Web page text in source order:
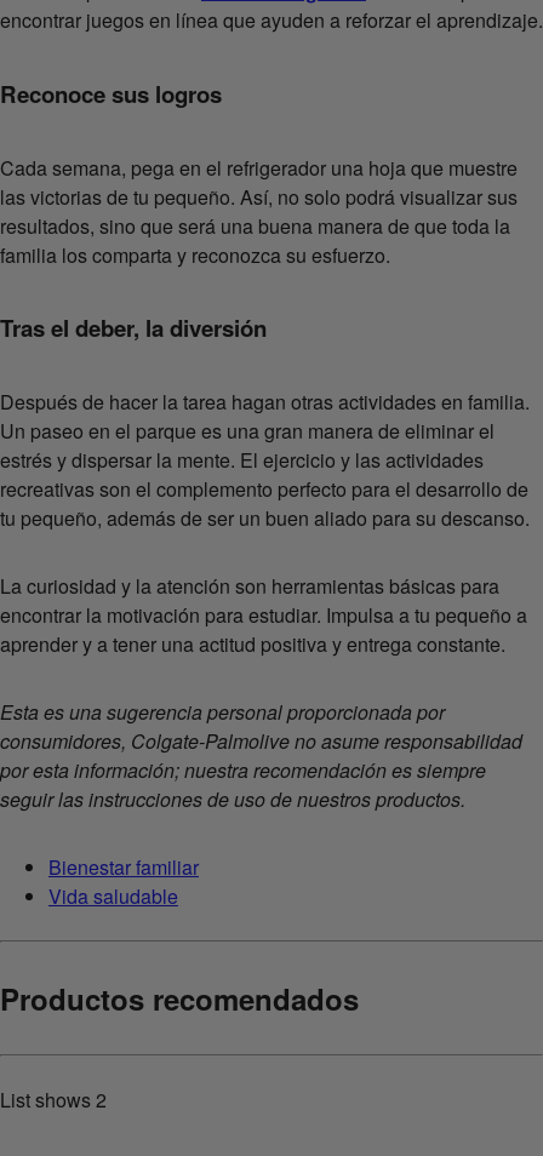
encontrar juegos en línea que ayuden a reforzar el aprendizaje.
Reconoce sus logros
Cada semana, pega en el refrigerador una hoja que muestre
las victorias de tu pequeño. Así, no solo podrá visualizar sus
resultados, sino que será una buena manera de que toda la
familia los comparta y reconozca su esfuerzo.
Tras el deber, la diversión
Después de hacer la tarea hagan otras actividades en familia.
Un paseo en el parque es una gran manera de eliminar el
estrés y dispersar la mente. El ejercicio y las actividades
recreativas son el complemento perfecto para el desarrollo de
tu pequeño, además de ser un buen aliado para su descanso.
La curiosidad y la atención son herramientas básicas para
encontrar la motivación para estudiar. Impulsa a tu pequeño a
aprender y a tener una actitud positiva y entrega constante.
Esta es una sugerencia personal proporcionada por
consumidores, Colgate-Palmolive no asume responsabilidad
por esta información; nuestra recomendación es siempre
seguir las instrucciones de uso de nuestros productos.
Bienestar familiar
Vida saludable
Productos recomendados
List shows2